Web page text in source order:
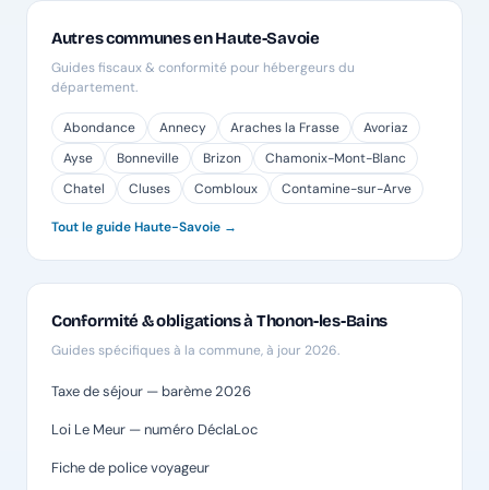
Autres communes en Haute-Savoie
Guides fiscaux & conformité pour hébergeurs du
département.
Abondance Annecy Araches la Frasse
Avoriaz
Ayse
Bonneville Brizon
Chamonix-Mont-Blanc
Chatel
Cluses Combloux Contamine-sur-Arve
Tout le guide Haute-Savoie →
Conformité & obligations à Thonon-les-Bains
Guides spécifiques à la commune, à jour 2026.
Taxe de séjour — barème 2026
Loi Le Meur — numéro DéclaLoc
Fiche de police voyageur